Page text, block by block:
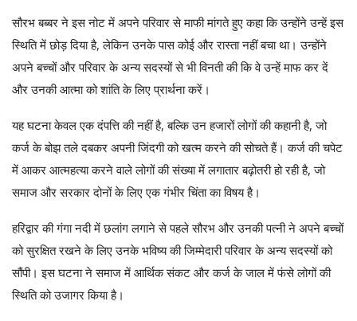
सौरभ बब्बर ने इस नोट में अपने परिवार से माफी मांगते हुए कहा कि उन्होंने उन्हें इस
स्थिति में छोड़ दिया है, लेकिन उनके पास कोई और रास्ता नहीं बचा था। उन्होंने
अपने बच्चों और परिवार के अन्य सदस्यों से भी विनती की कि वे उन्हें माफ कर दें
और उनकी आत्मा को शांति के लिए प्रार्थना करें।
यह घटना केवल एक दंपत्ति की नहीं है, बल्कि उन हजारों लोगों की कहानी है, जो
कर्ज के बोझ तले दबकर अपनी जिंदगी को खत्म करने की सोचते हैं। कर्ज की चपेट
में आकर आत्महत्या करने वाले लोगों की संख्या में लगातार बढ़ोतरी हो रही है, जो
समाज और सरकार दोनों के लिए एक गंभीर चिंता का विषय है।
हरिद्वार की गंगा नदी में छलांग लगाने से पहले सौरभ और उनकी पत्नी ने अपने बच्चों
को सुरक्षित रखने के लिए उनके भविष्य की जिम्मेदारी परिवार के अन्य सदस्यों को
सौंपी। इस घटना ने समाज में आर्थिक संकट और कर्ज के जाल में फंसे लोगों की
स्थिति को उजागर किया है।